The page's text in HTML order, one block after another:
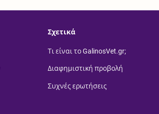
Σχετικά
Τι είναι το GalinosVet.gr;
Διαφημιστική προβολή
Συχνές ερωτήσεις